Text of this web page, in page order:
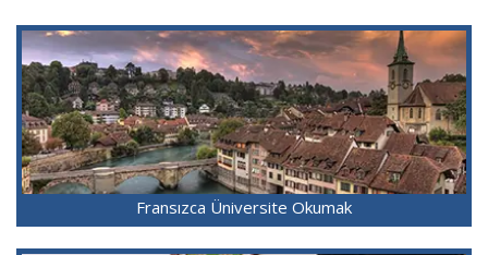
Fransızca Üniversite Okumak